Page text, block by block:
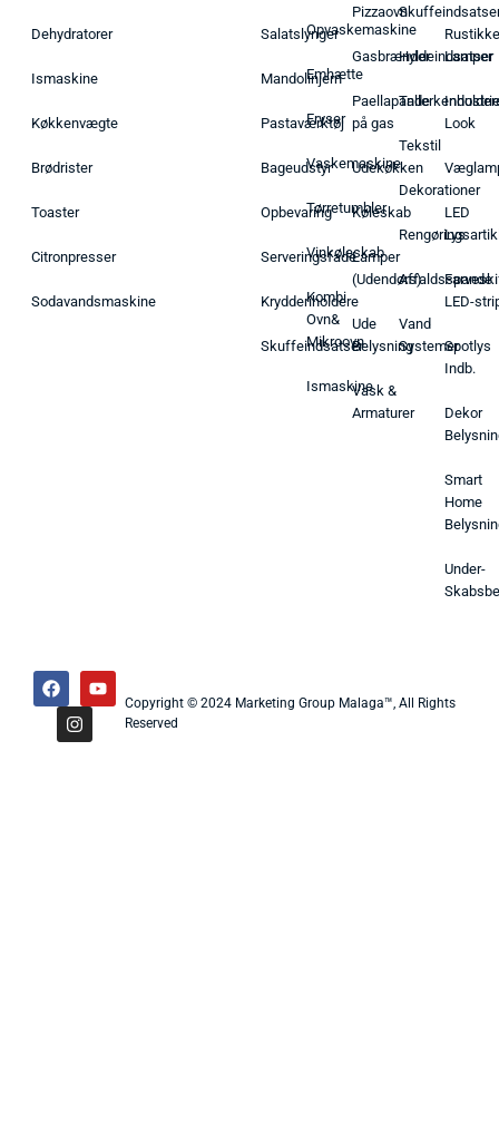
Dehydratorer
Ismaskine
Køkkenvægte
Brødrister
Toaster
Citronpresser
Sodavandsmaskine
Salatslynger
Mandolinjern
Pastaværktøj
Bageudstyr
Opbevaring
Serveringsfade
Krydderiholdere
Skuffeindsatser
Opvaskemaskine
Emhætte
Fryser
Vaskemaskine
Tørretumbler
Vinkøleskab
Kombi
Ovn&
Mikroovn
Ismaskine
Pizzaovn
Gasbrænder
Paellapande
på gas
Udekøkken
Køleskab
Lamper
(Udendørs)
Ude
Belysning
Vask &
Armaturer
Hyldeindsatser
Tekstil
Dekorationer
Affaldsspande
Vand
Systemer
Rustikke
Lamper
Look
LED
Lys
LED-
Spotlys
Indb.
Dekor
Smart
Home
Under-
Copyright © 2024 Marketing Group Malaga™, All Rights
Reserved